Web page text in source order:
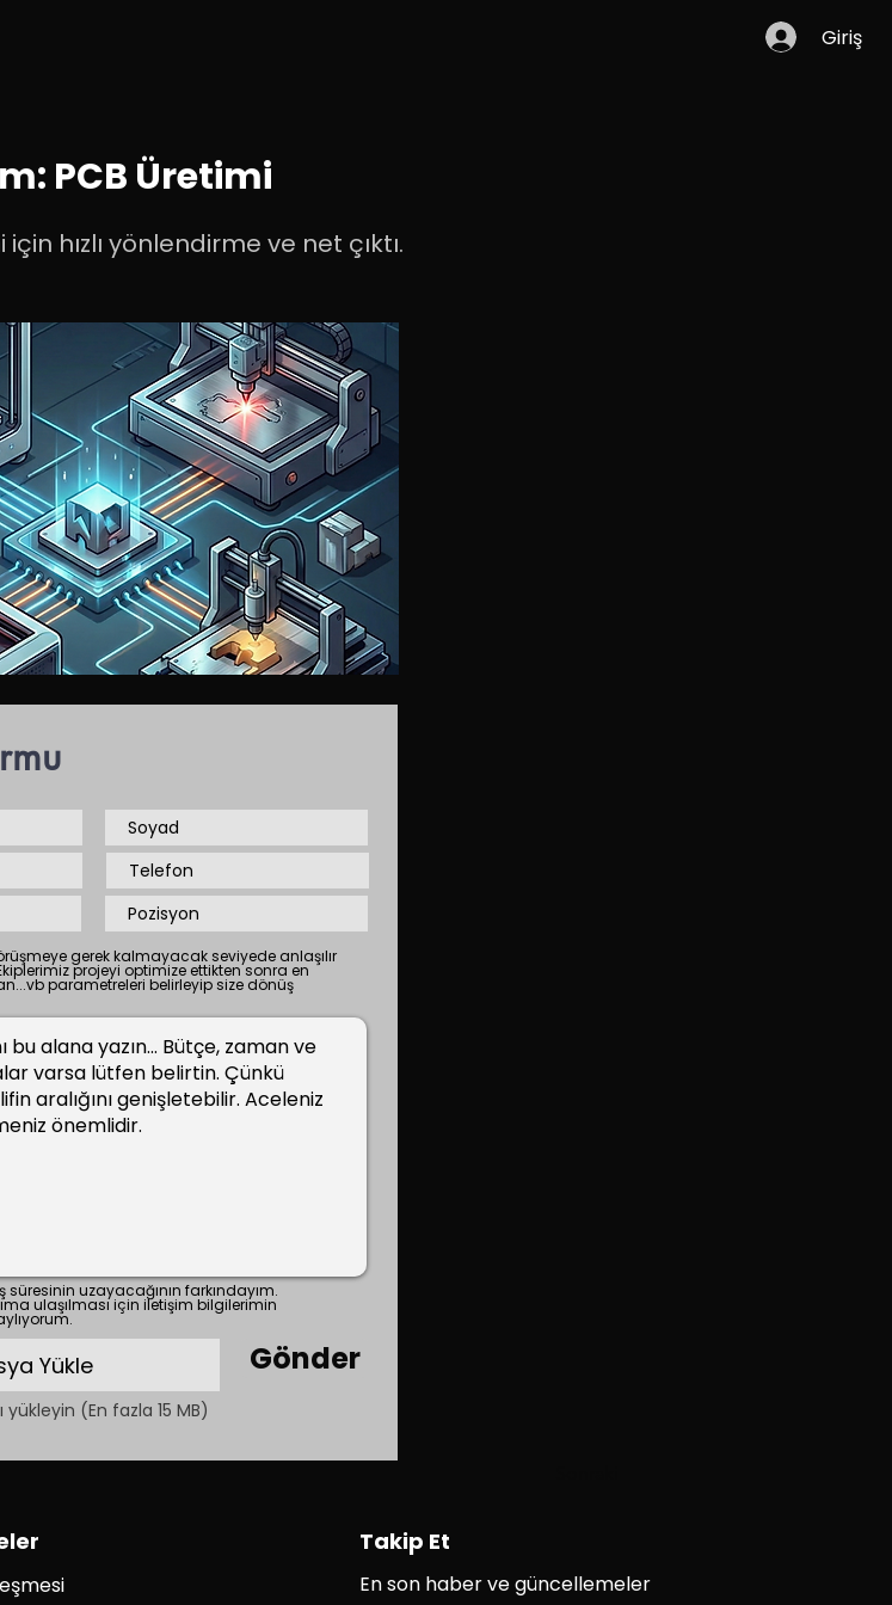
Giriş
PCB Üretimi
hızlı yönlendirme ve net çıktı.
gerek kalmayacak seviyede anlaşılır
projeyi optimize ettikten sonra en
parametreleri belirleyip size dönüş
uzayacağının farkındayım.
ulaşılması için iletişim bilgilerimin
Yükle
(En fazla 15 MB)
Gönder
Takip Et
En son haber ve güncellemeler